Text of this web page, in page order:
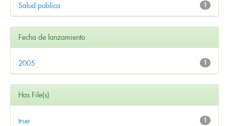
1
Salud publica
Fecha de lanzamiento
1
2005
Has File(s)
1
true